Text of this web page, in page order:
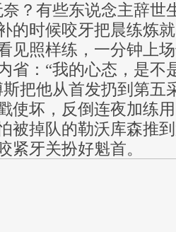
？有些东说念主辞世
的时候咬牙把晨练炼
见照样练，一分钟上
省：“我的心态，是不
把他从首发扔到第五
使坏，反倒连夜加练
被掉队的勒沃库森推
紧牙关扮好魁首。